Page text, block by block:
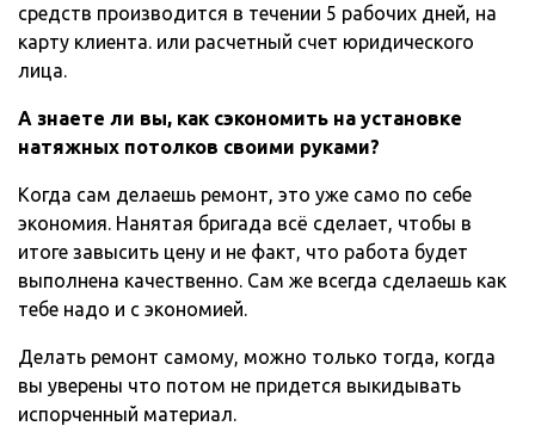
средств производится в течении 5 рабочих дней, на
карту клиента. или расчетный счет юридического
лица.
А знаете ли вы, как сэкономить на установке
натяжных потолков своими руками?
Когда сам делаешь ремонт, это уже само по себе
экономия. Нанятая бригада всё сделает, чтобы в
итоге завысить цену и не факт, что работа будет
выполнена качественно. Сам же всегда сделаешь как
тебе надо и с экономией.
Делать ремонт самому, можно только тогда, когда
вы уверены что потом не придется выкидывать
испорченный материал.